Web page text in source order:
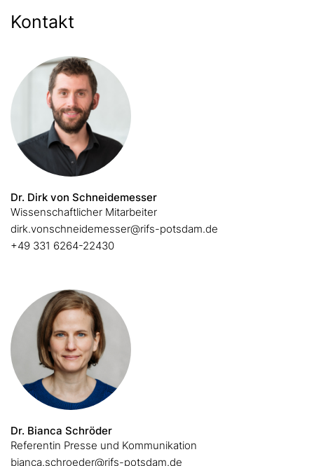
Kontakt
Dr. Dirk von Schneidemesser
Wissenschaftlicher Mitarbeiter
dirk.vonschneidemesser@rifs-potsdam.de
+49 331 6264-22430
Dr. Bianca Schröder
Referentin Presse und Kommunikation
bianca.schroeder@rifs-potsdam.de